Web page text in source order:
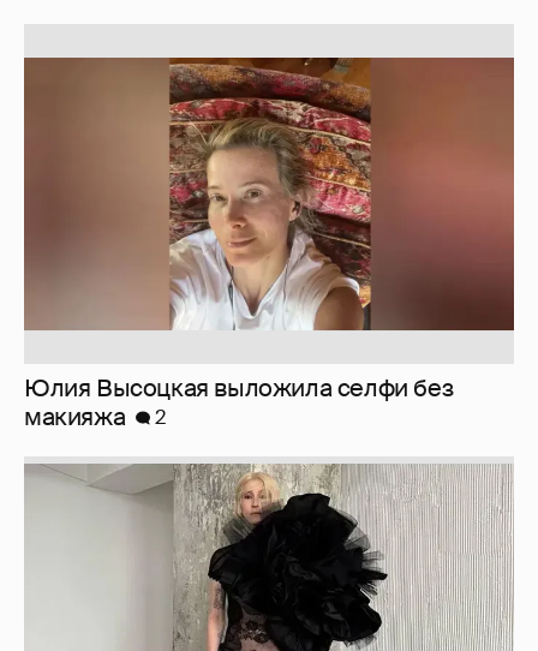
Юлия Высоцкая выложила селфи без
Журналистка Сулим примерила новый